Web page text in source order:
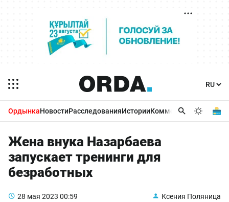
ОрдынкаНовостиРасследованияИсторииКомментарииБизнес
Жена внука Назарбаева
запускает тренинги для
безработных
28 мая 2023 00:59 Ксения Поляница